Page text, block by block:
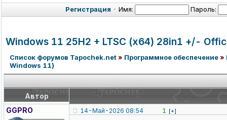
Регистрация · Имя: Пароль:
Windows 11 25H2 + LTSC (x64) 28in1 +/-
Список форумов Tapochek.net» Программное обеспечение»
Windows 11)
Автор
GGPRO
14-Май-2026 08:54 1 [+]